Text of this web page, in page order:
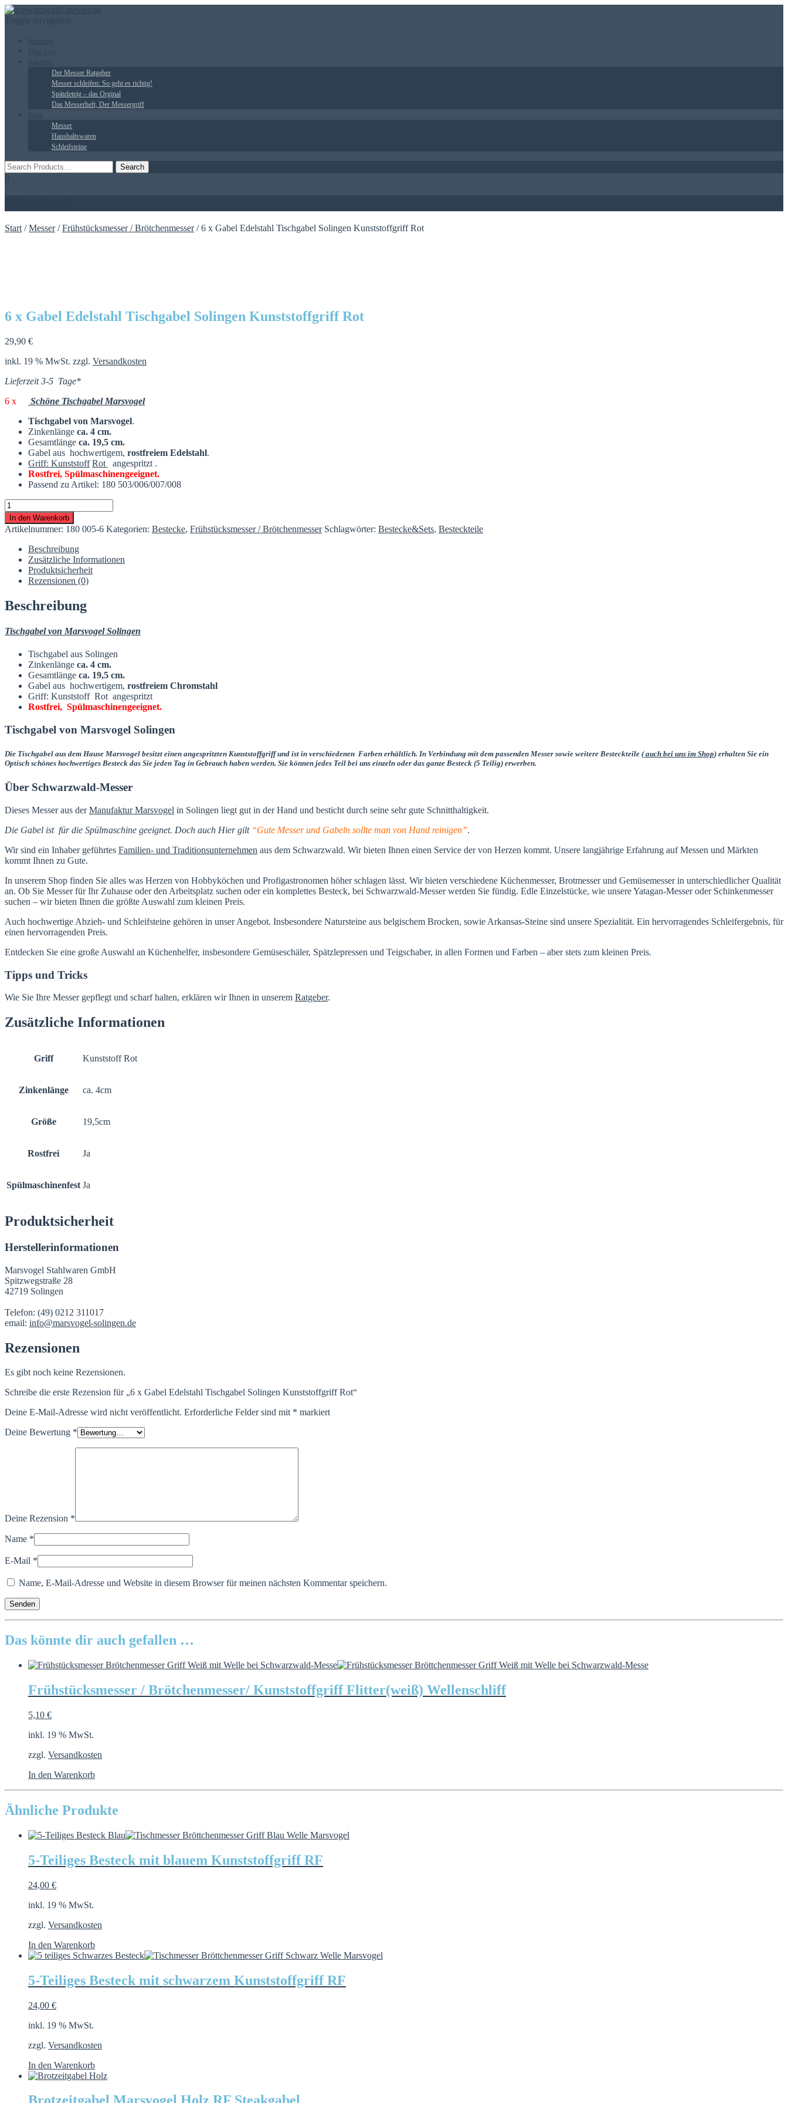
Der Messer Ratgeber
Messer schleifen: So geht es richtig!
Spätzleteig – das Orginal
Das Messerheft, Der Messergriff
Messer
Haushaltswaren
Schleifsteine
Start /Messer/Frühstücksmesser / Brötchenmesser/ 6 x Gabel Edelstahl Tischgabel Solingen Kunststoffgriff Rot
6 x Gabel Edelstahl Tischgabel Solingen Kunststoffgriff Rot
29,90 €
inkl. 19 % MwSt. zzgl. Versandkosten
Lieferzeit 3-5 Tage*
6 x
Schöne Tischgabel Marsvogel
Tischgabel von Marsvogel.
Zinkenlänge ca. 4 cm.
Gesamtlänge ca. 19,5 cm.
Gabel aus hochwertigem, rostfreiem Edelstahl.
Griff: Kunststoff Rot
angespritzt .
Rostfrei, Spülmaschinengeeignet.
Passend zu Artikel: 180 503/006/007/008
6
x
Gabel
Edelstahl
Tischgabel
Solingen
Kunststoffgriff
Menge
In den Warenkorb
Artikelnummer: 180 005-6 Kategorien: Bestecke, Frühstücksmesser / Brötchenmesser Schlagwörter: Bestecke&Sets, Besteckteile
Beschreibung
Zusätzliche Informationen
Produktsicherheit
Rezensionen (0)
Beschreibung
Tischgabel von Marsvogel Solingen
Tischgabel aus Solingen
Zinkenlänge ca. 4 cm.
Gesamtlänge ca. 19,5 cm.
Gabel aus hochwertigem, rostfreiem Chromstahl
Griff: Kunststoff Rot angespritzt
Rostfrei, Spülmaschinengeeignet.
Tischgabel von Marsvogel Solingen
Die Tischgabel aus dem Hause Marsvogel besitzt einen angespritzten Kunststoffgriff und ist in verschiedenen Farben erhältlich. In Verbindung mit dem passenden Messer sowie weitere Besteckteile (auch bei uns im Shop) erhalten Sie ein
Optisch schönes hochwertiges Besteck das Sie jeden Tag in Gebrauch haben werden. Sie können jedes Teil bei uns einzeln oder das ganze Besteck (5 Teilig) erwerben.
Über Schwarzwald-Messer
Dieses Messer aus derManufaktur Marsvogel in Solingen liegt gut in der Hand und besticht durch seine sehr gute Schnitthaltigkeit.
Die Gabel ist für die Spülmaschine geeignet. Doch auch Hier gilt“Gute Messer und Gabeln sollte man von Hand reinigen”.
Wir sind ein Inhaber geführtes Familien- und Traditionsunternehmen aus dem Schwarzwald. Wir bieten Ihnen einen Service der von Herzen kommt. Unsere langjährige Erfahrung auf Messen und Märkten
kommt Ihnen zu Gute.
In unserem Shop finden Sie alles was Herzen von Hobbyköchen und Profigastronomen höher schlagen lässt. Wir bieten verschiedene Küchenmesser, Brotmesser und Gemüsemesser in unterschiedlicher Qualität
an. Ob Sie Messer für Ihr Zuhause oder den Arbeitsplatz suchen oder ein komplettes Besteck, bei Schwarzwald-Messer werden Sie fündig. Edle Einzelstücke, wie unsere Yatagan-Messer oder Schinkenmesser
suchen – wir bieten Ihnen die größte Auswahl zum kleinen Preis.
Auch hochwertige Abzieh- und Schleifsteine gehören in unser Angebot. Insbesondere Natursteine aus belgischem Brocken, sowie Arkansas-Steine sind unsere Spezialität. Ein hervorragendes Schleifergebnis, für
einen hervorragenden Preis.
Entdecken Sie eine große Auswahl an Küchenhelfer, insbesondere Gemüseschäler, Spätzlepressen und Teigschaber, in allen Formen und Farben – aber stets zum kleinen Preis.
Tipps und Tricks
Wie Sie Ihre Messer gepflegt und scharf halten, erklären wir Ihnen in unserem Ratgeber.
Zusätzliche Informationen
Griff Kunststoff Rot
Zinkenlänge ca. 4cm
Größe 19,5cm
Rostfrei Ja
Spülmaschinenfest Ja
Produktsicherheit
Herstellerinformationen
Marsvogel Stahlwaren GmbH
Spitzwegstraße 28
42719 Solingen
Telefon: (49) 0212 311017
email: info@marsvogel-solingen.de
Rezensionen
Es gibt noch keine Rezensionen.
Schreibe die erste Rezension für „6 x Gabel Edelstahl Tischgabel Solingen Kunststoffgriff Rot“
Deine E-Mail-Adresse wird nicht veröffentlicht. Erforderliche Felder sind mit * markiert
Deine Bewertung *
Deine Rezension *
Name *
E-Mail *
Name, E-Mail-Adresse und Website in diesem Browser für meinen nächsten Kommentar speichern.
Das könnte dir auch gefallen …
Frühstücksmesser / Brötchenmesser/ Kunststoffgriff Flitter(weiß) Wellenschliff
5,10 €
inkl. 19 % MwSt.
zzgl. Versandkosten
In den Warenkorb
Ähnliche Produkte
5-Teiliges Besteck mit blauem Kunststoffgriff RF
24,00 €
inkl. 19 % MwSt.
zzgl. Versandkosten
In den Warenkorb
5-Teiliges Besteck mit schwarzem Kunststoffgriff RF
24,00 €
inkl. 19 % MwSt.
zzgl. Versandkosten
In den Warenkorb